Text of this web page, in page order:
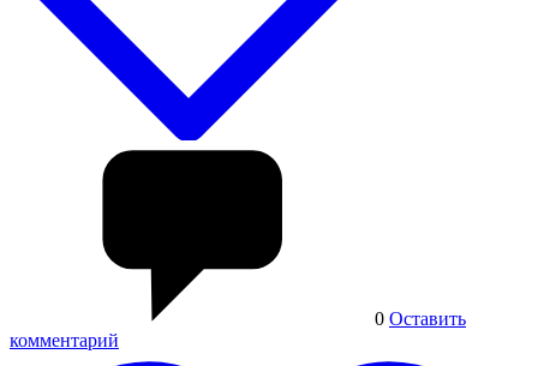
0 Оставить
комментарий